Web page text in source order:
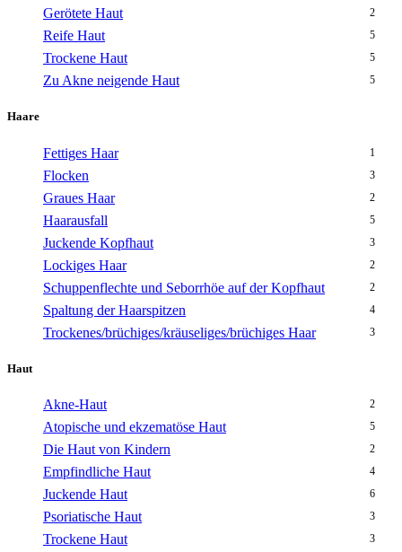
Gerötete Haut 2
Reife Haut 5
Trockene Haut 5
Zu Akne neigende Haut 5
Haare
Fettiges Haar 1
Flocken 3
Graues Haar 2
Haarausfall 5
Juckende Kopfhaut 3
Lockiges Haar 2
Schuppenflechte und Seborrhöe auf der Kopfhaut 2
Spaltung der Haarspitzen 4
Trockenes/brüchiges/kräuseliges/brüchiges Haar 3
Haut
Akne-Haut 2
Atopische und ekzematöse Haut 5
Die Haut von Kindern 2
Empfindliche Haut 4
Juckende Haut 6
Psoriatische Haut 3
Trockene Haut 3